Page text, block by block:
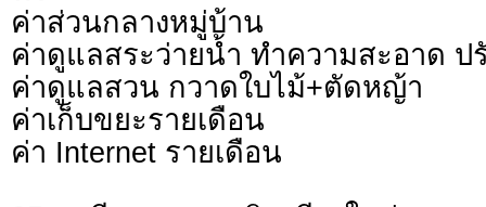
ค่าส่วนกลางหมู่บ้าน
ค่าดูแลสระว่ายน้ำ ทำความสะอาด ป
ค่าดูแลสวน กวาดใบไม้+ตัดหญ้า
ค่าเก็บขยะรายเดือน
ค่า Internet รายเดือน